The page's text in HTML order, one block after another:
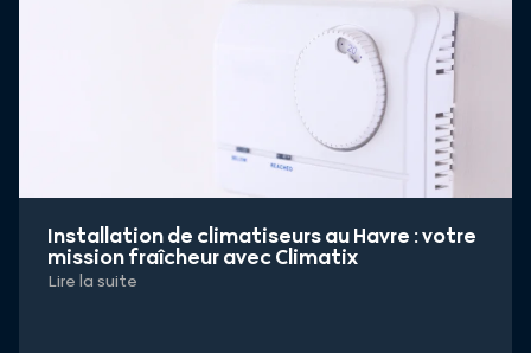
Installation de climatiseurs au Havre : votre
mission fraîcheur avec Climatix
Lire la suite